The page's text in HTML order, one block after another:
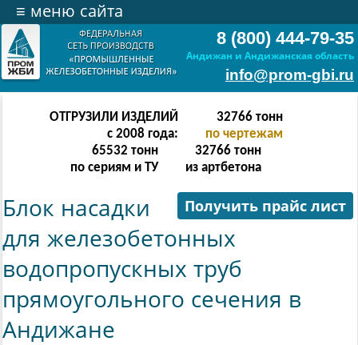
8 (800) 444-79-35
Андижан и Андижанская область
info@prom-gbi.ru
≡ меню сайта
ОТГРУЗИЛИ ИЗДЕЛИЙ
с 2008 года:
65534тонн
по чертежам
131068 тонн
по сериям и ТУ
65534 тонн
из артбетона
Получить прайс лист
Блок насадки
для железобетонных
водопропускных труб
прямоугольного сечения в
Андижане